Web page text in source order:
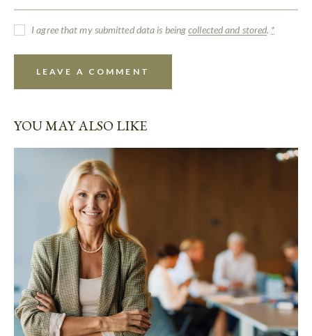
I agree that my submitted data is beingcollected and stored. *
YOU MAY ALSO LIKE